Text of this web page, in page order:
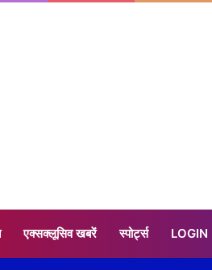
एक्सक्लूसिव खबरें स्पोर्ट्स LOGIN